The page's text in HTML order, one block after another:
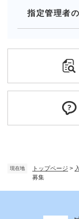
現在地 トップページ >
募集
指定管理者